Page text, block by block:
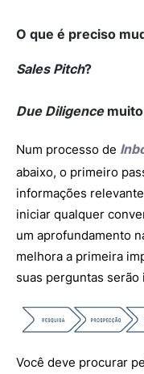
O que é preciso
Sales Pitch?
Due Diligencemuito
Num processo de
abaixo, o primeiro
informações
iniciar qualquer
um aprofundamento
melhora a primeira
suas perguntas
Você deve procurar